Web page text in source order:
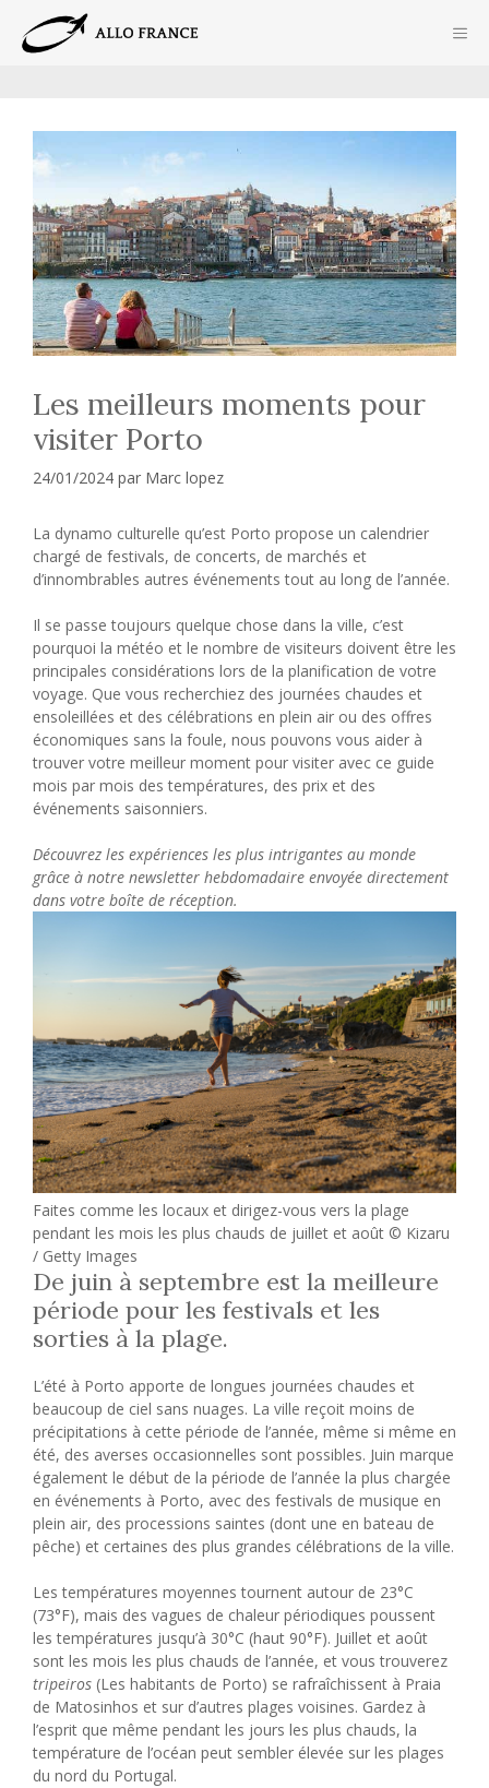
contenu
Les meilleurs moments pour
visiter Porto
24/01/2024 par Marc lopez
La dynamo culturelle qu’est Porto propose un calendrier
chargé de festivals, de concerts, de marchés et
d’innombrables autres événements tout au long de l’année.
Il se passe toujours quelque chose dans la ville, c’est
pourquoi la météo et le nombre de visiteurs doivent être les
principales considérations lors de la planification de votre
voyage. Que vous recherchiez des journées chaudes et
ensoleillées et des célébrations en plein air ou des offres
économiques sans la foule, nous pouvons vous aider à
trouver votre meilleur moment pour visiter avec ce guide
mois par mois des températures, des prix et des
événements saisonniers.
Découvrez les expériences les plus intrigantes au monde
grâce à notre newsletter hebdomadaire envoyée directement
dans votre boîte de réception.
Faites comme les locaux et dirigez-vous vers la plage
pendant les mois les plus chauds de juillet et août © Kizaru
/ Getty Images
De juin à septembre est la meilleure
période pour les festivals et les
sorties à la plage.
L’été à Porto apporte de longues journées chaudes et
beaucoup de ciel sans nuages. La ville reçoit moins de
précipitations à cette période de l’année, même si même en
été, des averses occasionnelles sont possibles. Juin marque
également le début de la période de l’année la plus chargée
en événements à Porto, avec des festivals de musique en
plein air, des processions saintes (dont une en bateau de
pêche) et certaines des plus grandes célébrations de la ville.
Les températures moyennes tournent autour de 23°C
(73°F), mais des vagues de chaleur périodiques poussent
les températures jusqu’à 30°C (haut 90°F). Juillet et août
sont les mois les plus chauds de l’année, et vous trouverez
tripeiros (Les habitants de Porto) se rafraîchissent à Praia
de Matosinhos et sur d’autres plages voisines. Gardez à
l’esprit que même pendant les jours les plus chauds, la
température de l’océan peut sembler élevée sur les plages
du nord du Portugal.